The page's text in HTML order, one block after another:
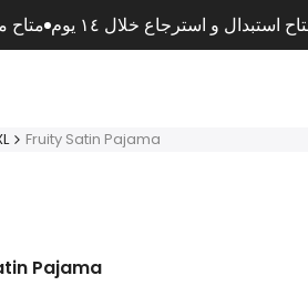
متاح استبدال و استرجاع خلال ١٤ يوم
Fruity Satin Pajama
Pajama